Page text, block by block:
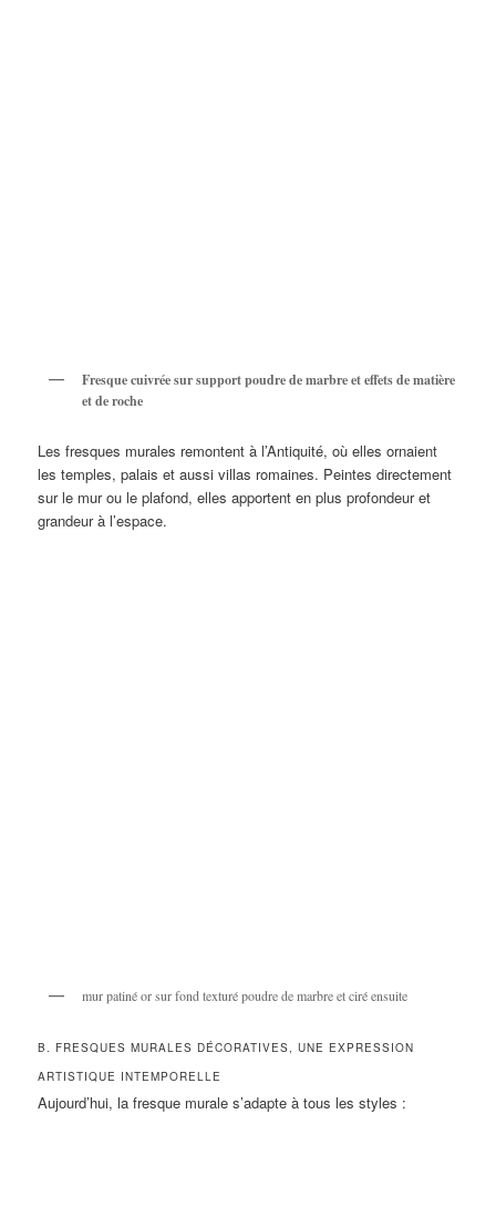
Fresque cuivrée sur support poudre de marbre et effets de matière
et de roche
Les fresques murales remontent à l’Antiquité, où elles ornaient
les temples, palais et aussi villas romaines. Peintes directement
sur le mur ou le plafond, elles apportent en plus profondeur et
grandeur à l’espace.
mur patiné or sur fond texturé poudre de marbre et ciré ensuite
B. FRESQUES MURALES DÉCORATIVES, UNE EXPRESSION
ARTISTIQUE INTEMPORELLE
Aujourd’hui, la fresque murale s’adapte à tous les styles :